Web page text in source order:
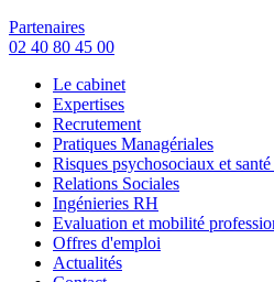
Partenaires
02 40 80 45 00
Le cabinet
Expertises
Recrutement
Pratiques Managériales
Risques psychosociaux et
Relations Sociales
Ingénieries RH
Evaluation et mobilité
Offres d'emploi
Actualités